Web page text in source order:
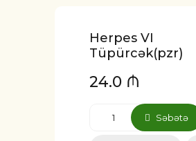
Herpes VI
Tüpürcək(pzr)
24.0 ₼
Səbətə